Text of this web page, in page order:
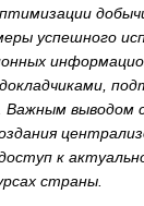
успешного
Важным выводом
к
страны.